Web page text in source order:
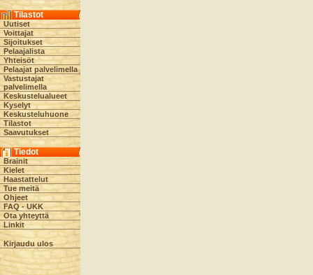
Tilastot
Uutiset
Voittajat
Sijoitukset
Pelaajalista
Yhteisöt
Pelaajat palvelimella
Vastustajat
palvelimella
Keskustelualueet
Kyselyt
Keskusteluhuone
Tilastot
Saavutukset
Tiedot
Brainit
Kielet
Haastattelut
Tue meitä
Ohjeet
FAQ - UKK
Ota yhteyttä
Linkit
Kirjaudu ulos